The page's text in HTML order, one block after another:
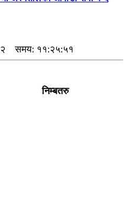
समय: ११:२५:५१